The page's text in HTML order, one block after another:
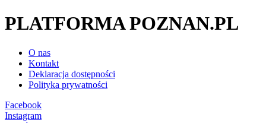
PLATFORMA POZNAN.PL
O nas
Kontakt
Deklaracja dostępności
Polityka prywatności
Facebook
Instagram